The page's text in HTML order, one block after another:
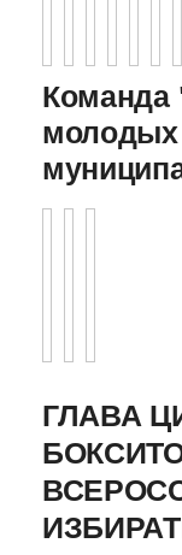
Команда
молодых
ГЛАВА